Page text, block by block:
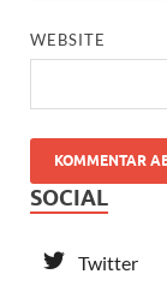
WEBSITE
SOCIAL
Twitter